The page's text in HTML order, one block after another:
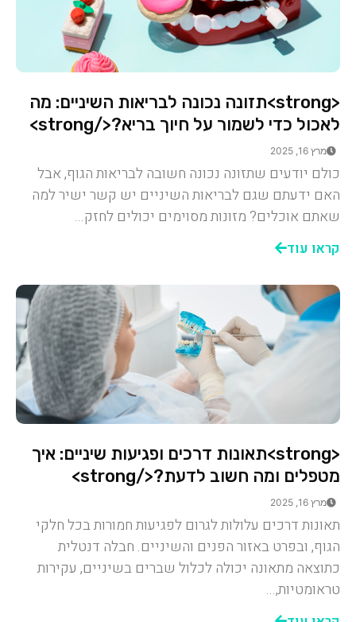
<strong>תזונה נכונה לבריאות השיניים: מה
לאכול כדי לשמור על חיוך בריא?</strong>
מרץ 16, 2025
כולם יודעים שתזונה נכונה חשובה לבריאות הגוף, אבל
האם ידעתם שגם לבריאות השיניים יש קשר ישיר למה
שאתם אוכלים? מזונות מסוימים יכולים לחזק...
קראו עוד
<strong>תאונות דרכים ופגיעות שיניים: איך
מטפלים ומה חשוב לדעת?</strong>
מרץ 16, 2025
תאונות דרכים עלולות לגרום לפגיעות חמורות בכל חלקי
הגוף, ובפרט באזור הפנים והשיניים. חבלה דנטלית
כתוצאה מתאונה יכולה לכלול שברים בשיניים, עקירות
טראומטיות,...